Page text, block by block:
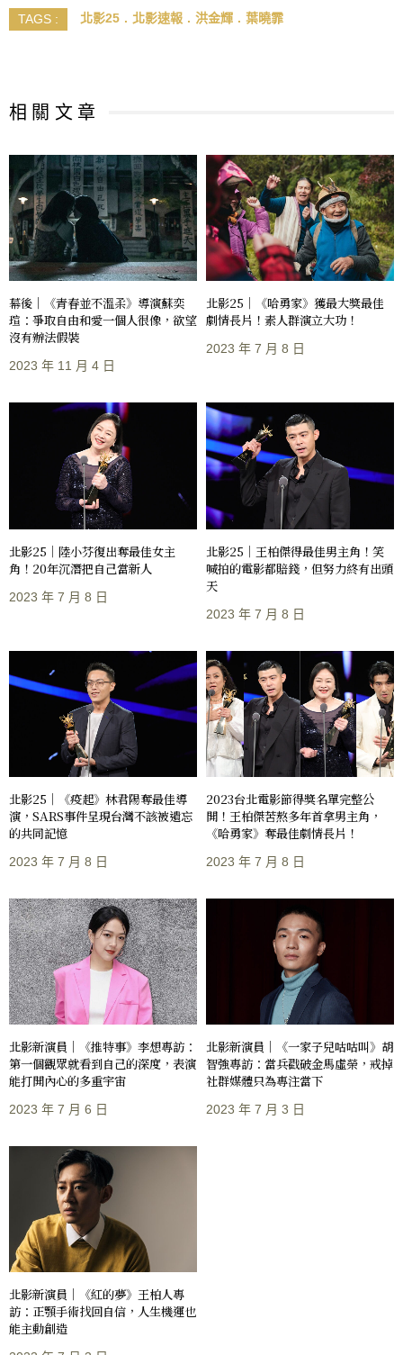
TAGS : 北影25 北影速報 洪金輝 葉曉霏
相 關 文 章
幕後｜《青春並不溫柔》導演蘇奕
瑄：爭取自由和愛一個人很像，欲望
沒有辦法假裝
2023 年 11 月 4 日
北影25｜《哈勇家》獲最大獎最佳
劇情長片！素人群演立大功！
2023 年 7 月 8 日
北影25｜陸小芬復出奪最佳女主
角！20年沉潛把自己當新人
2023 年 7 月 8 日
北影25｜王柏傑得最佳男主角！笑
喊拍的電影都賠錢，但努力終有出頭
天
2023 年 7 月 8 日
北影25｜《疫起》林君陽奪最佳導
演，SARS事件呈現台灣不該被遺忘
的共同記憶
2023 年 7 月 8 日
2023台北電影節得獎名單完整公
開！王柏傑苦熬多年首拿男主角，
《哈勇家》奪最佳劇情長片！
2023 年 7 月 8 日
北影新演員｜《推特事》李想專訪：
第一個觀眾就看到自己的深度，表演
能打開內心的多重宇宙
2023 年 7 月 6 日
北影新演員｜《一家子兒咕咕叫》胡
智強專訪：當兵戳破金馬虛榮，戒掉
社群媒體只為專注當下
2023 年 7 月 3 日
北影新演員｜《紅的夢》王柏人專
訪：正顎手術找回自信，人生機運也
能主動創造